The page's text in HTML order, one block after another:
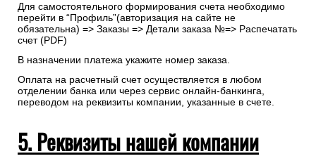
Для самостоятельного формирования счета необходимо
перейти в “Профиль”(авторизация на сайте не
обязательна) => Заказы => Детали заказа №=> Распечатать
счет (PDF)
В назначении платежа укажите номер заказа.
Оплата на расчетный счет осуществляется в любом
отделении банка или через сервис онлайн-банкинга,
переводом на реквизиты компании, указанные в счете.
5. Реквизиты нашей компании